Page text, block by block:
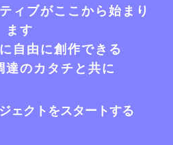
ィブがここから始まり
ます
自由に創作できる
達のカタチと共に
ェクトをスタートする